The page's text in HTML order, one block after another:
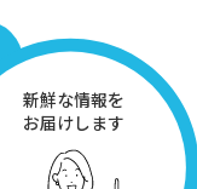
新鮮な情報を
お届けします